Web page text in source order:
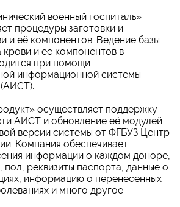
военный госпиталь»
процедуры заготовки и
и её компонентов. Ведение базы
и ее компонентов в
при помощи
информационной системы
осуществляет поддержку
АИСТ и обновление её модулей
версии системы от ФГБУЗ Центр
Компания обеспечивает
информации о каждом доноре,
реквизиты паспорта, данные о
информацию о перенесенных
и много другое.